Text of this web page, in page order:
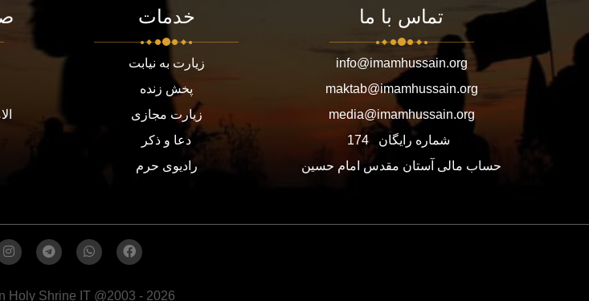
تماس با ما
info@imamhussain.org
maktab@imamhussain.org
media@imamhussain.org
شماره رایگان
174
حساب مالی آستان مقدس امام حسین
خدمات
زیارت به نیابت
پخش زنده
زیارت مجازی
دعا و ذکر
رادیوی حرم
Holy Shrine IT @2003 - 2026